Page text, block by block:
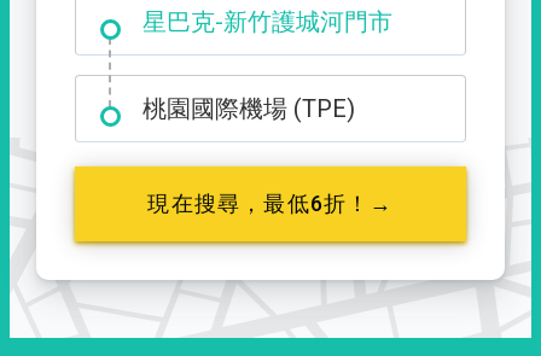
星巴克-新竹護城河門市
大霸尖山登山口
桃園國際機場 (TPE)
現在搜尋，最低6折！→